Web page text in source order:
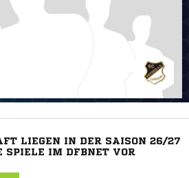
LIEGEN IN DER SAISON 26/27
SPIELE IM DFBNET VOR